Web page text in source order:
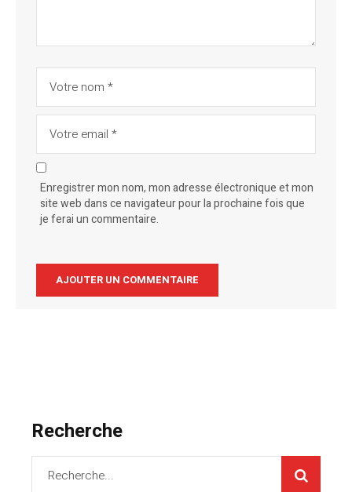
Enregistrer mon nom, mon adresse électronique et mon
site web dans ce navigateur pour la prochaine fois que
je ferai un commentaire.
Recherche